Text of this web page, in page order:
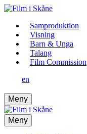
Samproduktion
Visning
Barn & Unga
Talang
Film Commission
en
Meny
Meny